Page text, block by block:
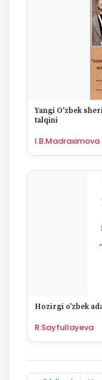
Yangi O'zbek
talqini
I.B.Madraximova
Hozirgi o'zbek
R.Sayfullayeva